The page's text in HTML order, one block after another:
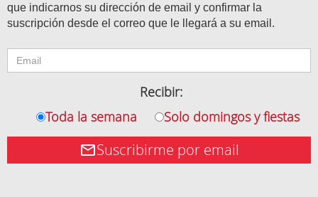
que indicarnos su dirección de email y confirmar la
suscripción desde el correo que le llegará a su email.
Recibir:
Toda la semana
Solo domingos y fiestas
Suscribirme por email